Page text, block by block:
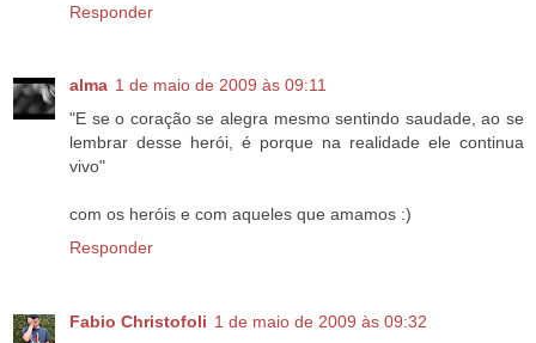
Responder
alma 1 de maio de 2009 às 09:11
"E se o coração se alegra mesmo sentindo saudade, ao se
lembrar desse herói, é porque na realidade ele continua
vivo"
com os heróis e com aqueles que amamos :)
Responder
Fabio Christofoli 1 de maio de 2009 às 09:32